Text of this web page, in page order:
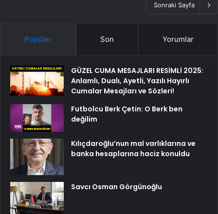
Sonraki Sayfa
Popüler Son Yorumlar
GÜZEL CUMA MESAJLARI RESİMLİ 2025:
Anlamlı, Dualı, Ayetli, Yazılı Hayırlı
Cumalar Mesajları ve Sözleri!
Futbolcu Berk Çetin: O Berk ben
değilim
Kılıçdaroğlu’nun mal varlıklarına ve
banka hesaplarına haciz konuldu
Savcı Osman Görgünoğlu